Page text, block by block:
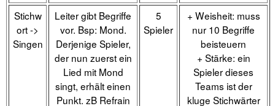
Stichw
ort ->
Singen
Leiter gibt Begriffe
vor. Bsp: Mond.
Derjenige Spieler,
der nun zuerst ein
Lied mit Mond
singt, erhält einen
Punkt. zB Refrain
5
Spieler
+ Weisheit: muss
nur 10 Begriffe
beisteuern
+ Stärke: ein
Spieler dieses
Teams ist der
kluge Stichwärter